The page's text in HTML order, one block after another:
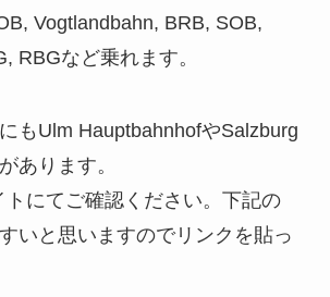
Vogtlandbahn, BRB, SOB,
RBGなど乗れます。
もUlm HauptbahnhofやSalzburg
あります。
にてご確認ください。下記の
いと思いますのでリンクを貼っ